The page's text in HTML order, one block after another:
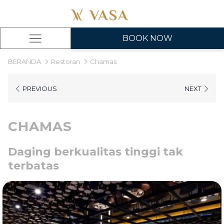
Hamburger BOOK NOW
BERANDA Restoran Chamas
PREVIOUS NEXT
CHAMAS
Daging berkualitas tinggi tak
terbatas